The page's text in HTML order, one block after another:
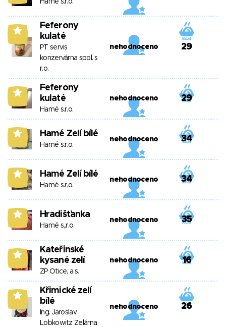
Hamé s.r.o.
6
Feferony
kulaté
PT servis
konzervárna spol. s
r.o.
nehodnoceno 29
6
Feferony
kulaté
Hamé s.r.o.
nehodnoceno 29
6 Hamé Zelí bílé
Hamé s.r.o.
nehodnoceno 34
6 Hamé Zelí bílé
Hamé s.r.o.
nehodnoceno 34
6 Hradišťanka
Hamé s,.r.o.
nehodnoceno 35
6
Kateřinské
kysané zelí
ZP Otice, a.s.
nehodnoceno 16
6
Křimické zelí
bílé
Ing. Jaroslav
Lobkowitz Zelárna
nehodnoceno 26